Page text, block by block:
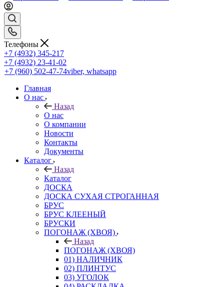
Телефоны
+7 (4932) 345-217
+7 (4932) 23-41-02
+7 (960) 502-47-74viber, whatsapp
Главная
О нас
Назад
О нас
О компании
Новости
Контакты
Документы
Каталог
Назад
Каталог
ДОСКА
ДОСКА СУХАЯ СТРОГАННАЯ
БРУС
БРУС КЛЕЕНЫЙ
БРУСКИ
ПОГОНАЖ (ХВОЯ)
Назад
ПОГОНАЖ (ХВОЯ)
01) НАЛИЧНИК
02) ПЛИНТУС
03) УГОЛОК